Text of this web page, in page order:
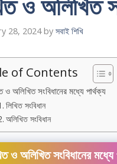
28, 2024 by সবাই শিখি
of Contents
ও অলিখিত সংবিধানের মধ্যে পার্থক্য
লিখিত সংবিধান
অলিখিত সংবিধান
ও অলিখিত সংবিধানের মধ্যে